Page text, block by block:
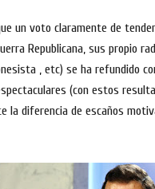
un voto claramente de
Republicana, sus propio
, etc) se ha refundido
(con estos
la diferencia de escaños